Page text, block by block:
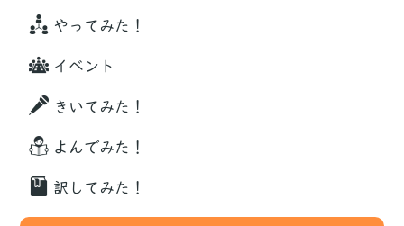
やってみた！
イベント
きいてみた！
よんでみた！
訳してみた！